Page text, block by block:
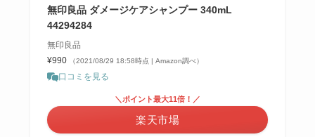
無印良品 ダメージケアシャンプー 340mL
44294284
無印良品
¥990
（2021/08/29 18:58時点 | Amazon調べ）
口コミを見る
＼ポイント最大11倍！／
楽天市場